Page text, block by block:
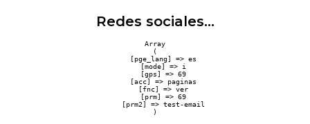
Redes sociales...
Array
(
    [pge_lang] => es
    [mode] => i
    [gps] => 69
    [acc] => paginas
    [fnc] => ver
    [prm] => 69
    [prm2] => test-email